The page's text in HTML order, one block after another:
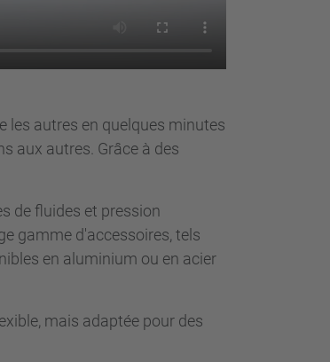
les autres en quelques minutes
aux autres. Grâce à des
de fluides et pression
gamme d'accessoires, tels
en aluminium ou en acier
mais adaptée pour des